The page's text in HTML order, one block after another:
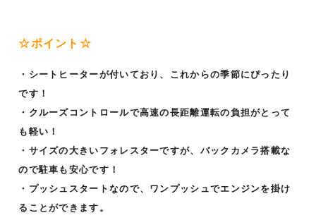
☆ポイント☆
・シートヒーターが付いており、これからの季節にぴったり
です！
・クルーズコントロールで高速の長距離運転の負担がとって
も軽い！
・サイズの大きいフォレスターですが、バックカメラ搭載な
ので駐車も安心です！
・プッシュスタートなので、ワンプッシュでエンジンを掛け
ることができます。